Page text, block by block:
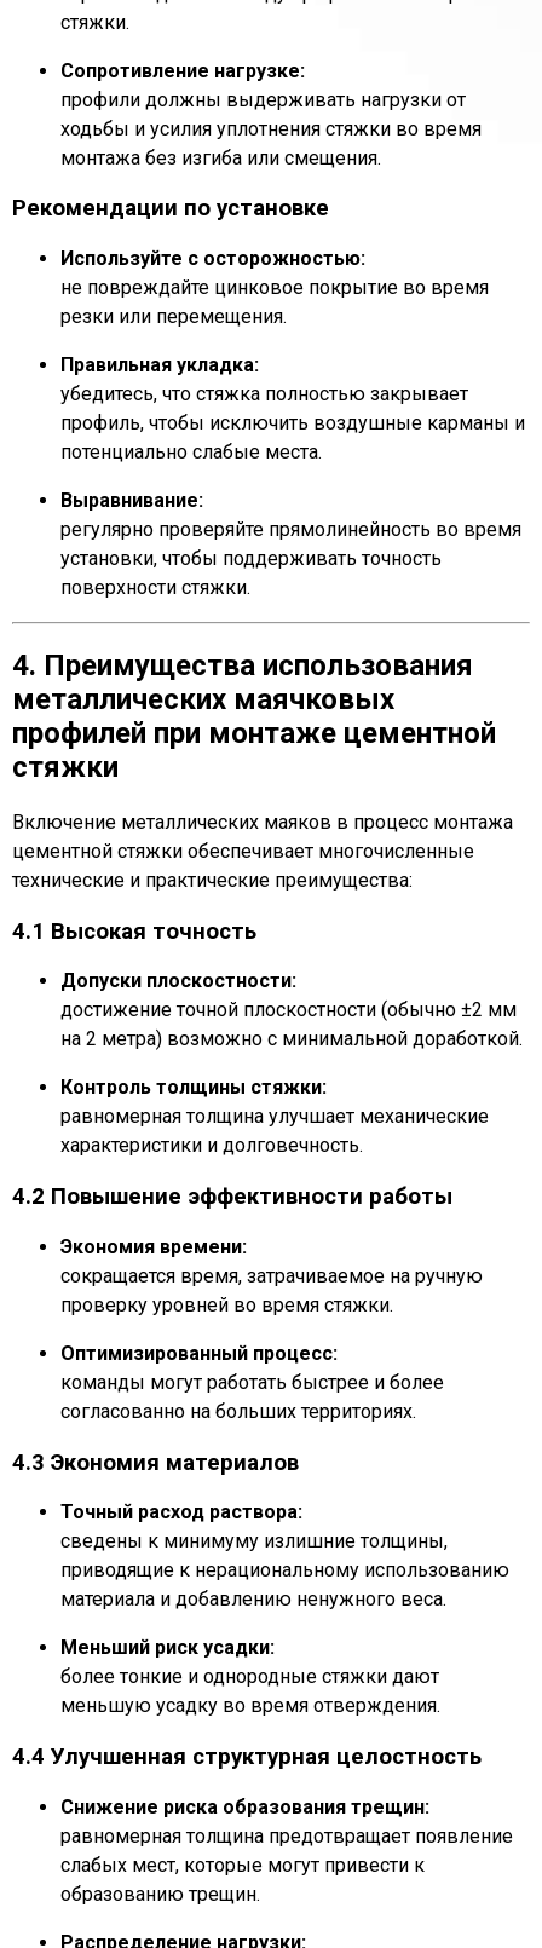
стяжки.
Сопротивление нагрузке:
профили должны выдерживать нагрузки от
ходьбы и усилия уплотнения стяжки во время
монтажа без изгиба или смещения.
Рекомендации по установке
Используйте с осторожностью:
не повреждайте цинковое покрытие во время
резки или перемещения.
Правильная укладка:
убедитесь, что стяжка полностью закрывает
профиль, чтобы исключить воздушные карманы и
потенциально слабые места.
Выравнивание:
регулярно проверяйте прямолинейность во время
установки, чтобы поддерживать точность
поверхности стяжки.
4. Преимущества использования
металлических маячковых
профилей при монтаже цементной
стяжки
Включение металлических маяков в процесс монтажа
цементной стяжки обеспечивает многочисленные
технические и практические преимущества:
4.1 Высокая точность
Допуски плоскостности:
достижение точной плоскостности (обычно ±2 мм
на 2 метра) возможно с минимальной доработкой.
Контроль толщины стяжки:
равномерная толщина улучшает механические
характеристики и долговечность.
4.2 Повышение эффективности работы
Экономия времени:
сокращается время, затрачиваемое на ручную
проверку уровней во время стяжки.
Оптимизированный процесс:
команды могут работать быстрее и более
согласованно на больших территориях.
4.3 Экономия материалов
Точный расход раствора:
сведены к минимуму излишние толщины,
приводящие к нерациональному использованию
материала и добавлению ненужного веса.
Меньший риск усадки:
более тонкие и однородные стяжки дают
меньшую усадку во время отверждения.
4.4 Улучшенная структурная целостность
Снижение риска образования трещин:
равномерная толщина предотвращает появление
слабых мест, которые могут привести к
образованию трещин.
Распределение нагрузки: